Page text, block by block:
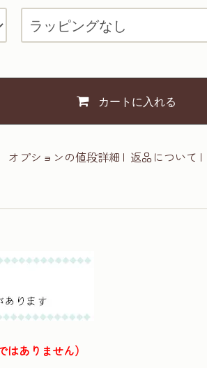
カートに入れる
オプションの値段詳細 | 返品について |
ありません）